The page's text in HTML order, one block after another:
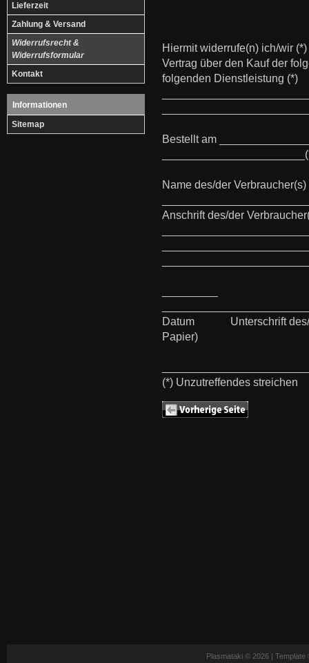
Lieferzeit
Zahlung & Versand
Widerrufsrecht &
Widerrufsformular
Kontakt
Informationen
Sitemap
Hiermit widerrufe(n) ich/wir
Vertrag über den Kauf der
folgenden Dienstleistung (*)
Bestellt am
Name des/der Verbraucher(s)
Anschrift des/der
Datum Unterschrift des/
Papier)
(*) Unzutreffendes streichen
Plasmataki © 2026 |